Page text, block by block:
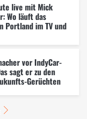
live mit Mick
Wo läuft das
Portland im TV und
vor IndyCar-
sagt er zu den
Gerüchten